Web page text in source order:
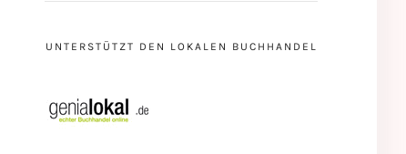
UNTERSTÜTZT DEN LOKALEN BUCHHANDEL